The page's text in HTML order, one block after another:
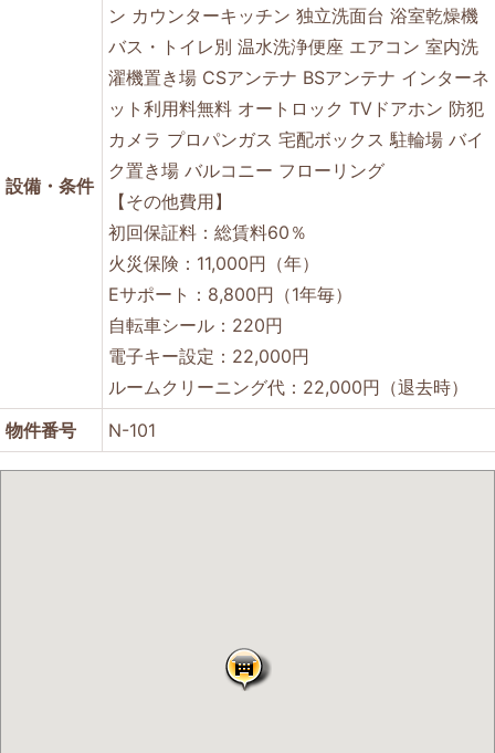
設備・条件
ン カウンターキッチン 独立洗面台 浴室乾燥機
バス・トイレ別 温水洗浄便座 エアコン 室内洗
濯機置き場 CSアンテナ BSアンテナ インターネ
ット利用料無料 オートロック TVドアホン 防犯
カメラ プロパンガス 宅配ボックス 駐輪場 バイ
ク置き場 バルコニー フローリング
【その他費用】
初回保証料：総賃料60％
火災保険：11,000円（年）
Eサポート：8,800円（1年毎）
自転車シール：220円
電子キー設定：22,000円
ルームクリーニング代：22,000円（退去時）
物件番号
N-101